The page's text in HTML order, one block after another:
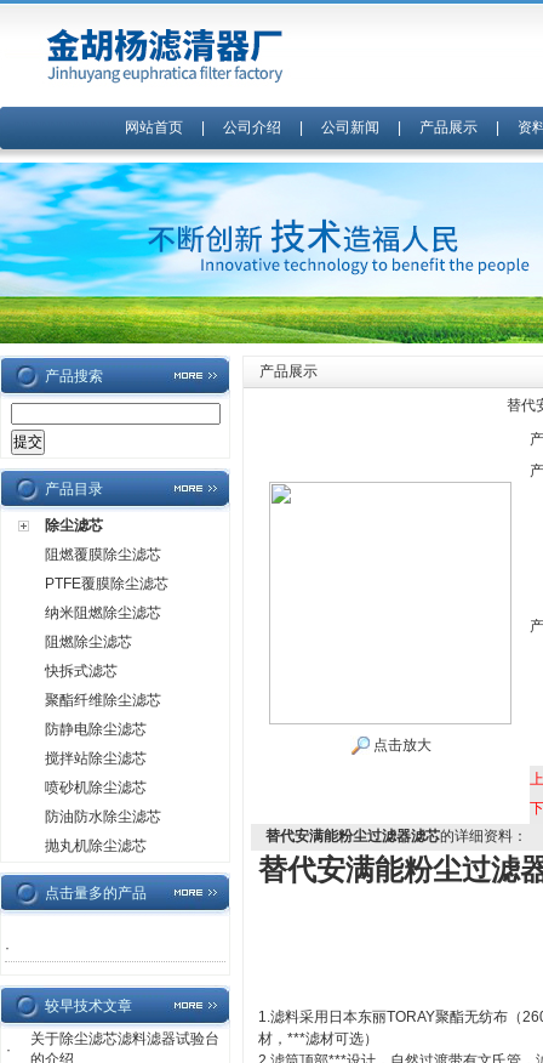
网站首页| 公司介绍 公司新闻 产品展示| 资
产品搜索
产品目录
除尘滤芯
阻燃覆膜除尘滤芯
PTFE覆膜除尘滤芯
纳米阻燃除尘滤芯
阻燃除尘滤芯
快拆式滤芯
聚酯纤维除尘滤芯
防静电除尘滤芯
搅拌站除尘滤芯
喷砂机除尘滤芯
防油防水除尘滤芯
抛丸机除尘滤芯
点击量多的产品
·
较早技术文章
·
关于除尘滤芯滤料滤器试验台
的介绍
产品展示
替代
点击放大
替代安满能粉尘过滤器滤芯的详细资料：
替代安满能粉尘过滤
1.滤料采用日本东丽TORAY聚酯无纺布（
材，***滤材可选）